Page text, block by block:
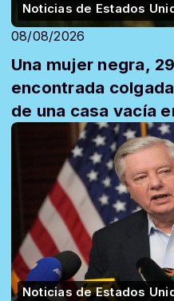
Noticias de Estados
08/08/2026
Una mujer negra,
encontrada
de una casa vacía
Mississippi y l...
Noticias de Estados